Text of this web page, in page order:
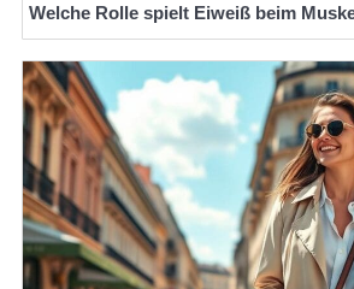
Welche Rolle spielt Eiweiß beim